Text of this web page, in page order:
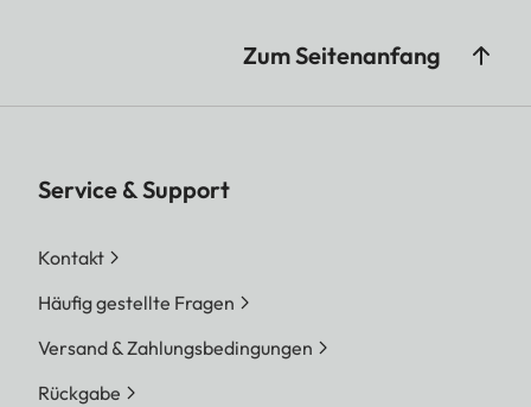
Zum Seitenanfang
Service & Support
Kontakt
Häufig gestellte Fragen
Versand & Zahlungsbedingungen
Rückgabe